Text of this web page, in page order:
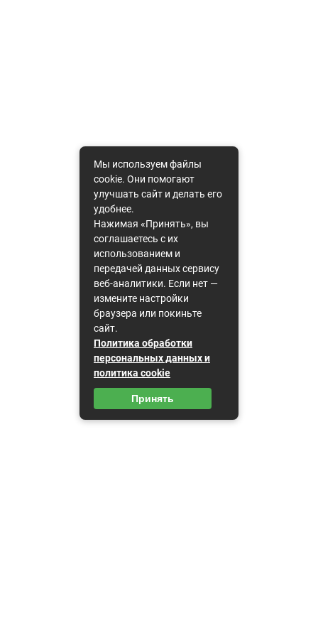
Мы используем файлы
cookie. Они помогают
улучшать сайт и делать его
удобнее.
Нажимая «Принять», вы
соглашаетесь с их
использованием и
передачей данных сервису
веб-аналитики. Если нет —
измените настройки
браузера или покиньте
сайт.
Политика обработки
персональных данных и
политика cookie
Принять